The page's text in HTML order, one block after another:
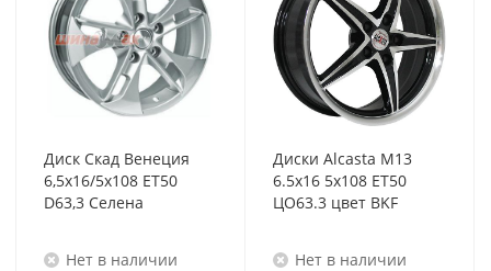
Диск Скад Венеция
6,5x16/5x108 ET50
D63,3 Селена
Нет в наличии
Диски Alcasta M13
6.5x16 5x108 ET50
ЦО63.3 цвет BKF
Нет в наличии